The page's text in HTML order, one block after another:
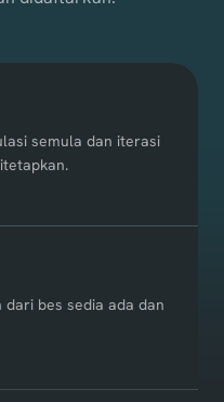
semula dan iterasi
dari bes sedia ada dan